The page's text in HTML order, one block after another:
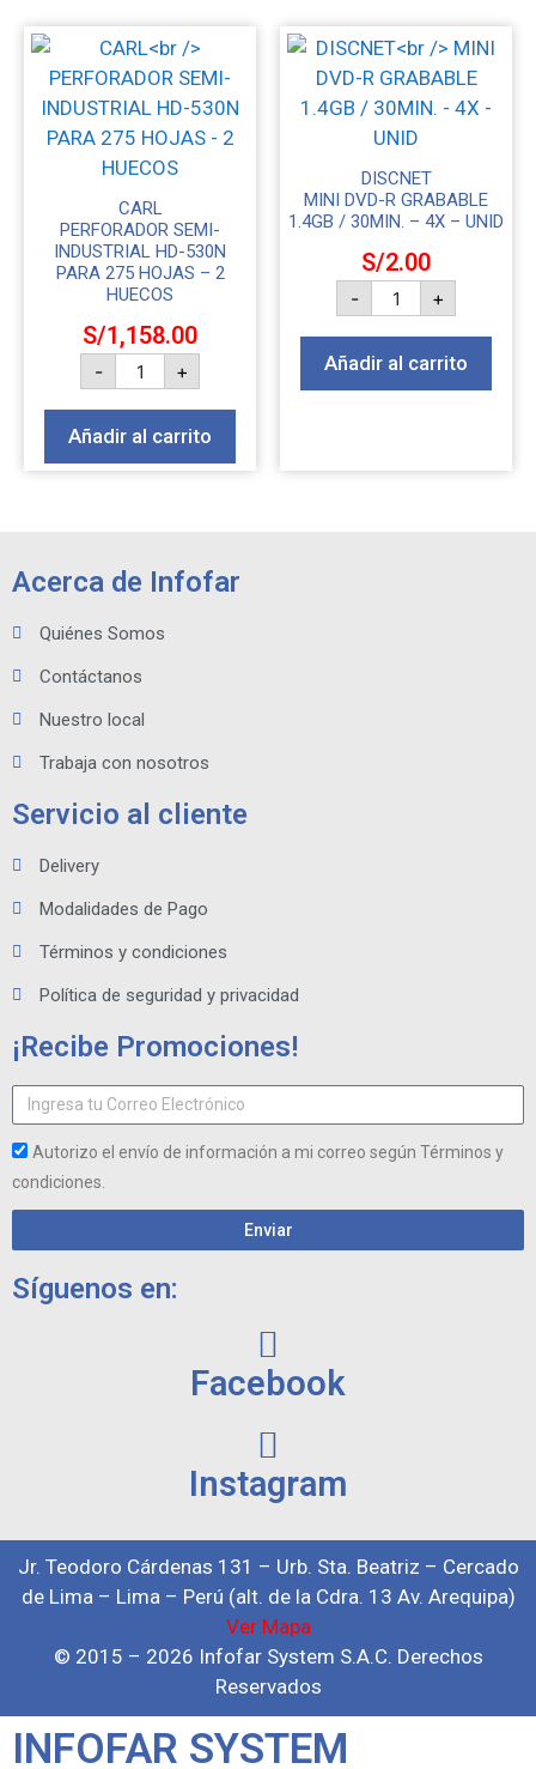
CARL
PERFORADOR SEMI-
INDUSTRIAL HD-530N
PARA 275 HOJAS – 2
HUECOS
S/1,158.00
- +
Añadir al carrito
DISCNET
MINI DVD-R GRABABLE
1.4GB / 30MIN. – 4X – UNID
S/2.00
- +
Añadir al carrito
Acerca de Infofar
Quiénes Somos
Contáctanos
Nuestro local
Trabaja con nosotros
Servicio al cliente
Delivery
Modalidades de Pago
Términos y condiciones
Política de seguridad y privacidad
¡Recibe Promociones!
Autorizo el envío de información a mi correo según Términos y
condiciones.
Enviar
Síguenos en:
Facebook
Instagram
Jr. Teodoro Cárdenas 131 – Urb. Sta. Beatriz – Cercado
de Lima – Lima – Perú (alt. de la Cdra. 13 Av. Arequipa)
Ver Mapa
© 2015 – 2026 Infofar System S.A.C. Derechos
Reservados
INFOFAR SYSTEM